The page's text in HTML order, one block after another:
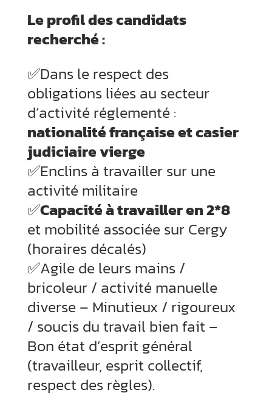
Le profil des candidats
recherché :
✅Dans le respect des
obligations liées au secteur
d’activité réglementé :
nationalité française et casier
judiciaire vierge
✅Enclins à travailler sur une
activité militaire
✅Capacité à travailler en 2*8
et mobilité associée sur Cergy
(horaires décalés)
✅Agile de leurs mains /
bricoleur / activité manuelle
diverse – Minutieux / rigoureux
/ soucis du travail bien fait –
Bon état d’esprit général
(travailleur, esprit collectif,
respect des règles).